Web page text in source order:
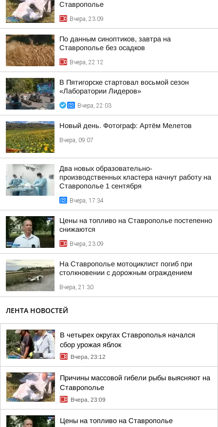
Ставрополье
Вчера, 23:09
По данным синоптиков, завтра на
Ставрополье без осадков
Вчера, 22:12
В Пятигорске стартовал восьмой сезон
«Лаборатории Лидеров»
Вчера, 22:03
Новый день. Фотограф: Артём Мелетов
Вчера, 09:07
Два новых образовательно-
производственных кластера начнут работу на
Ставрополье 1 сентября
Вчера, 17:34
Цены на топливо на Ставрополье постепенно
снижаются
Вчера, 23:09
На Ставрополье мотоциклист погиб при
столкновении с дорожным ограждением
Вчера, 21:30
ЛЕНТА НОВОСТЕЙ
В четырех округах Ставрополья начался
сбор урожая яблок
Вчера, 23:12
Причины массовой гибели рыбы выясняют на
Ставрополье
Вчера, 23:09
Цены на топливо на Ставрополье